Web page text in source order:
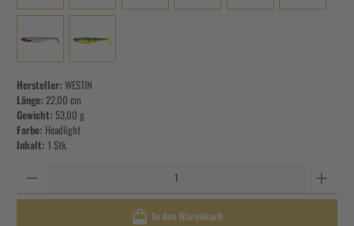
Hersteller: WESTIN
Länge: 22,00 cm
Gewicht: 53,00 g
Farbe: Headlight
Inhalt: 1 Stk.
In den Warenkorb